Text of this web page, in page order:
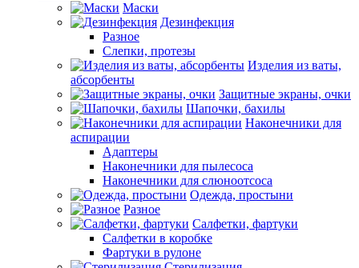
Маски
Дезинфекция
Разное
Слепки, протезы
Изделия из ваты,
абсорбенты
Защитные экраны, очки
Шапочки, бахилы
Наконечники для
аспирации
Адаптеры
Наконечники для пылесоса
Наконечники для слюноотсоса
Одежда, простыни
Разное
Салфетки, фартуки
Салфетки в коробке
Фартуки в рулоне